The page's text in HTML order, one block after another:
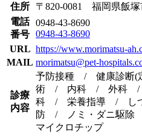
住所
〒820-0081 福岡県飯塚
電話
番号
0948-43-8690
0948-43-8690
URL https://www.morimatsu-
MAIL morimatsu@pet-
診療
内容
予防接種 / 健康診断(
術 / 内科 / 外科 /
科 / 栄養指導 / し
防 / ノミ・ダニ駆
マイクロチップ